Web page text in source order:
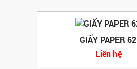
GIẤY PAPER 62
Liên hệ